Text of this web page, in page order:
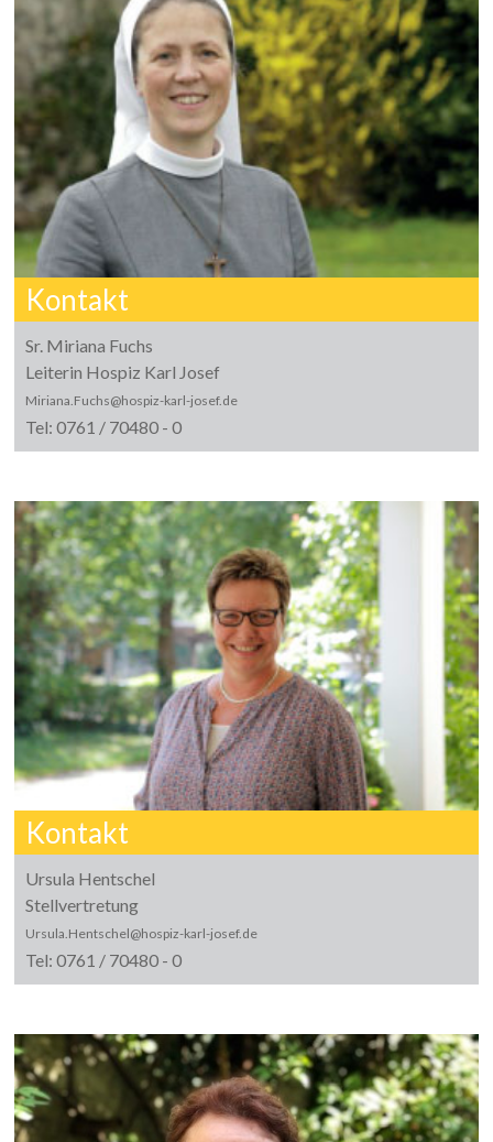
Kontakt
Sr. Miriana Fuchs
Leiterin Hospiz Karl Josef
Miriana.Fuchs@hospiz-karl-josef.de
Tel: 0761 / 70480 - 0
Kontakt
Ursula Hentschel
Stellvertretung
Ursula.Hentschel@hospiz-karl-josef.de
Tel: 0761 / 70480 - 0